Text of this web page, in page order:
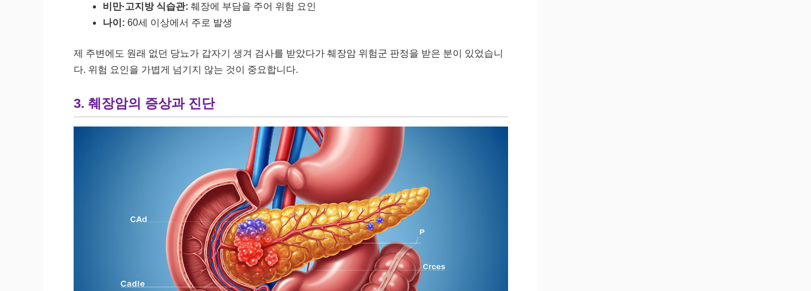
비만·고지방 식습관: 췌장에 부담을 주어 위험 요인
나이: 60세 이상에서 주로 발생
제 주변에도 원래 없던 당뇨가 갑자기 생겨 검사를 받았다가 췌장암 위험군 판정을 받은 분이 있었습니
다. 위험 요인을 가볍게 넘기지 않는 것이 중요합니다.
3. 췌장암의 증상과 진단